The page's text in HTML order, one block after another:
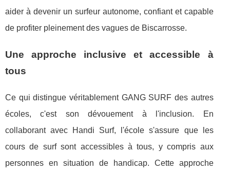
aider à devenir un surfeur autonome, confiant et capable
de profiter pleinement des vagues de Biscarrosse.
Une approche inclusive et accessible à
tous
Ce qui distingue véritablement GANG SURF des autres
écoles, c'est son dévouement à l'inclusion. En
collaborant avec Handi Surf, l'école s'assure que les
cours de surf sont accessibles à tous, y compris aux
personnes en situation de handicap. Cette approche